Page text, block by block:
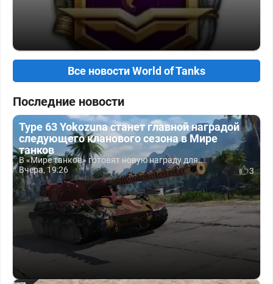
Все новости World of Tanks
Последние новости
Type 63 Yokozuna станет главной наградой
следующего кланового сезона в Мире
танков
В «Мире танков» готовят новую награду для...
Вчера, 19:26
3